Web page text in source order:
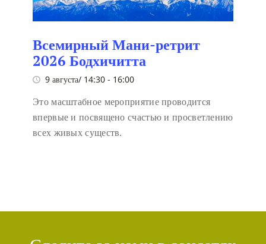
Всемирный Мани-ретрит
2026 Бодхичитта
9 августа/ 14:30 - 16:00
Это масштабное мероприятие проводится
впервые и посвящено счастью и просветлению
всех живых существ.